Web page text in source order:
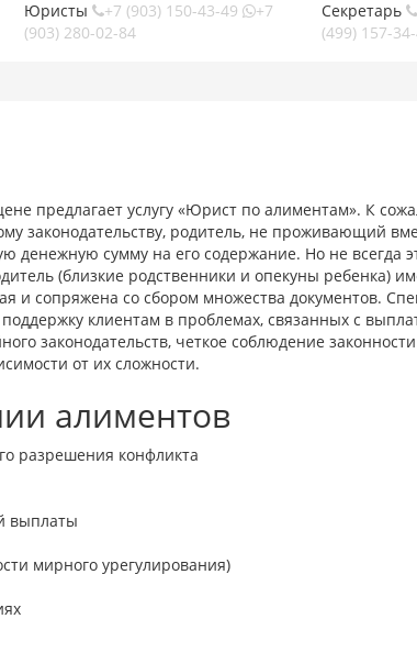
Юристы +7 (903)150-43-49
+7
(903)280-02-84
Секретарь
(499)157-
предлагает услугу «Юрист по алиментам». К
законодательству, родитель, не проживающий
денежную сумму на его содержание. Но не всегда
(близкие родственники и опекуны ребенка)
и сопряжена со сбором множества документов.
клиентам в проблемах, связанных с
законодательств, четкое соблюдение законности
от их сложности.
алиментов
разрешения конфликта
выплаты
мирного урегулирования)